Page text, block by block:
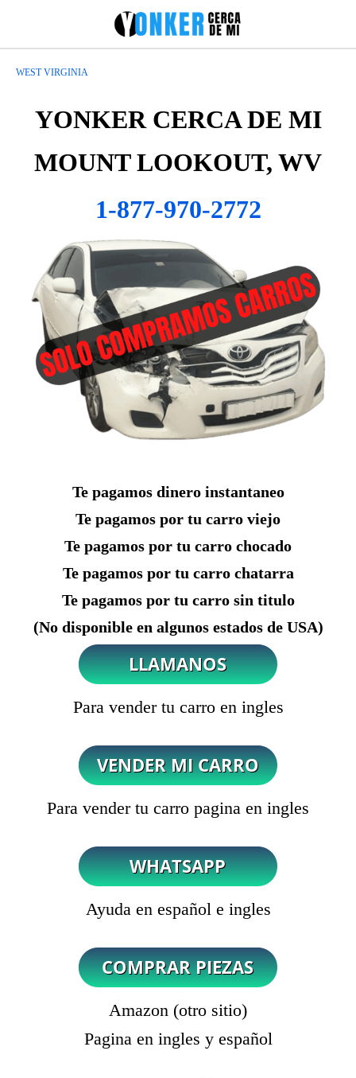
WEST VIRGINIA
YONKER CERCA DE MI
MOUNT LOOKOUT, WV
1-877-970-2772
Te pagamos dinero instantaneo
Te pagamos por tu carro viejo
Te pagamos por tu carro chocado
Te pagamos por tu carro chatarra
Te pagamos por tu carro sin titulo
(No disponible en algunos estados de USA)
Para vender tu carro en ingles
Para vender tu carro pagina en ingles
Ayuda en español e ingles
Amazon (otro sitio)
Pagina en ingles y español